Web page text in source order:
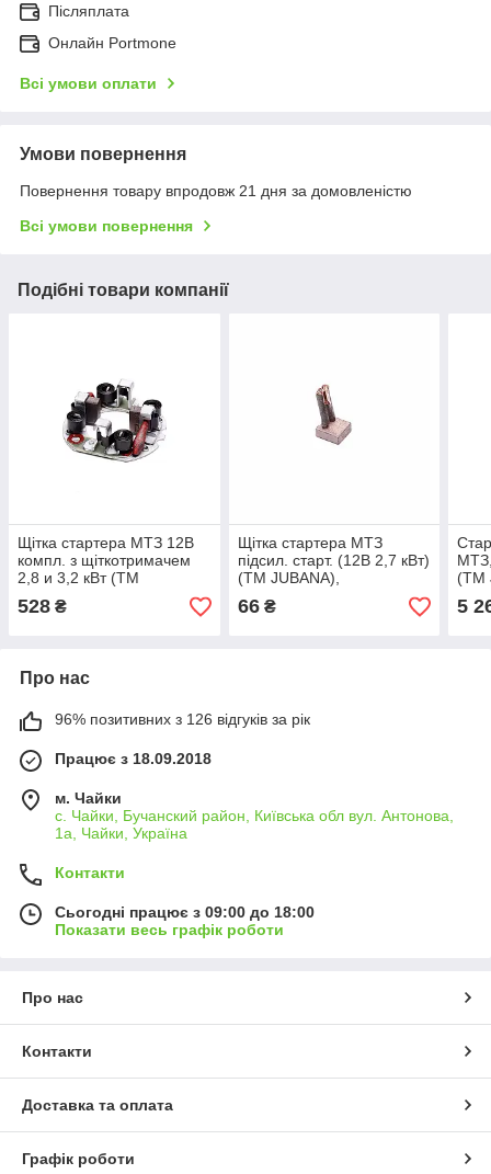
Післяплата
Онлайн Portmone
Всі умови оплати
Умови повернення
Повернення товару впродовж 21 дня за домовленістю
Всі умови повернення
Подібні товари компанії
Щітка стартера МТЗ 12В
компл. з щіткотримачем
2,8 и 3,2 кВт (ТМ
JUBANA), арт.123703102
528 ₴
Щітка стартера МТЗ
підсил. старт. (12В 2,7 кВт)
(ТМ JUBANA),
арт.123703001
66₴
(ТМ
5
Про нас
96% позитивних з 126 відгуків за рік
Працює з 18.09.2018
м. Чайки
с. Чайки, Бучанский район, Київська обл вул. Антонова,
1а, Чайки, Україна
Контакти
Сьогодні працює з 09:00 до 18:00
Показати весь графік роботи
Про нас
Контакти
Доставка та оплата
Графік роботи